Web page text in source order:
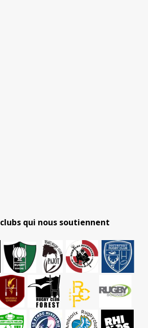
qui nous soutiennent